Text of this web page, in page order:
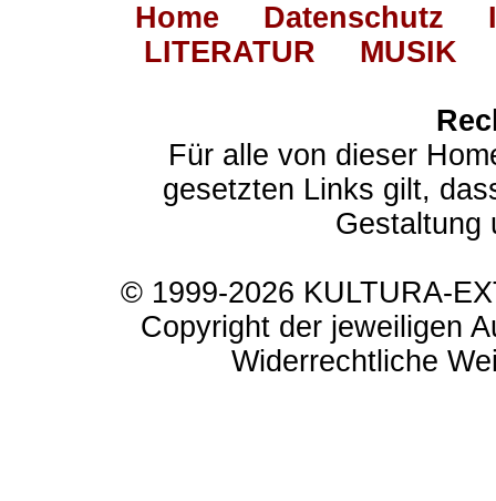
Home Datenschutz
LITERATUR
MUSIK
Für alle von dieser
gesetzten Links gilt,
Gestaltung
© 1999-2026 KULTURA-
Copyright der jeweiligen
Widerrechtliche